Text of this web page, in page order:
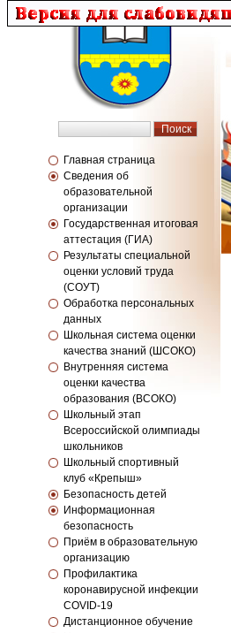
Главная страница
Сведения об
образовательной
организации
Государственная итоговая
аттестация (ГИА)
Результаты специальной
оценки условий труда
(СОУТ)
Обработка персональных
данных
Школьная система оценки
качества знаний (ШСОКО)
Внутренняя система
оценки качества
образования (ВСОКО)
Школьный этап
Всероссийской олимпиады
школьников
Школьный спортивный
клуб «Крепыш»
Безопасность детей
Информационная
безопасность
Приём в образовательную
организацию
Профилактика
коронавирусной инфекции
COVID-19
Дистанционное обучение